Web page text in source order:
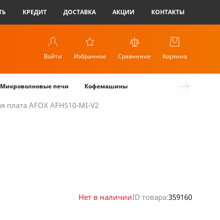
КРЕДИТ ДОСТАВКА АКЦИИ КОНТАКТЫ
Войти Избранное Сравнение Корзина
Микроволновые печи Кофемашины
плата AFOX AFH510-MI-V2
Нет в наличииID товара:359160